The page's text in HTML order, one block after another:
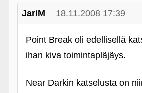
JariM 18.11.2008 17:39
Point Break oli edellisellä
ihan kiva toimintapläjäys.
Near Darkin katselusta on